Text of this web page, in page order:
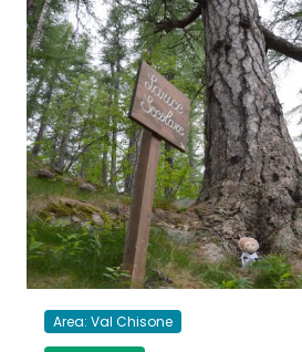
Area: Val Chisone